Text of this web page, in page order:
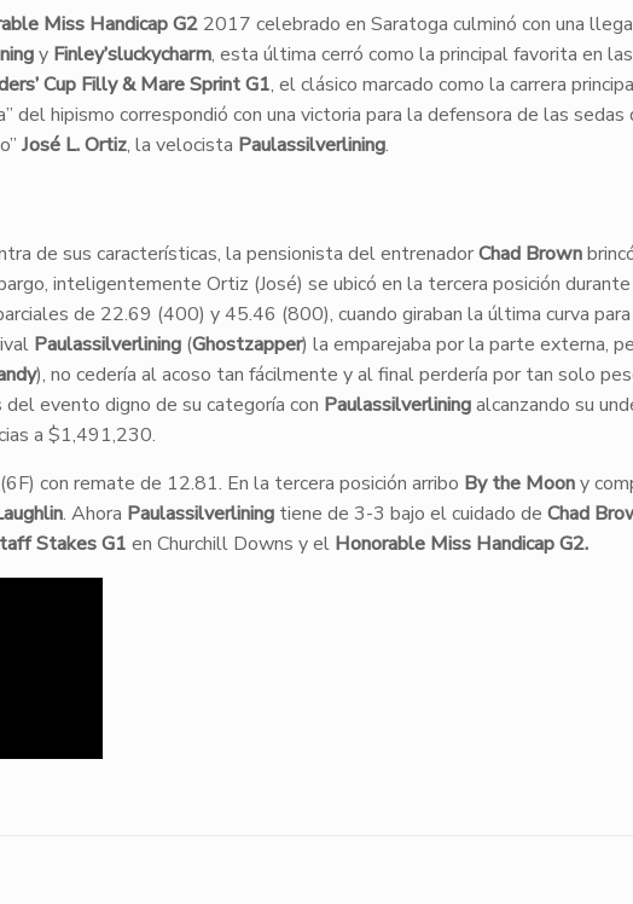
Miss Handicap G22017 celebrado en Saratoga culminó con una
y Finley’sluckycharm, esta última cerró como la principal favorita en
Cup Filly & Mare Sprint G1, el clásico marcado como la carrera
del hipismo correspondió con una victoria para la defensora de las sedas
José L. Ortiz, la velocista Paulassilverlining.
de sus características, la pensionista del entrenadorChad Brown
inteligentemente Ortiz (José) se ubicó en la tercera posición
de 22.69 (400) y 45.46 (800), cuando giraban la última curva
Paulassilverlining(Ghostzapper) la emparejaba por la parte externa,
), no cedería al acoso tan fácilmente y al final perdería por tan solo
evento digno de su categoría con Paulassilverliningalcanzando su
a $1,491,230.
con remate de 12.81. En la tercera posición arribo By the Moony
. Ahora Paulassilverlining tiene de 3-3 bajo el cuidado de Chad
Stakes G1 en Churchill Downs y el Honorable Miss Handicap G2.